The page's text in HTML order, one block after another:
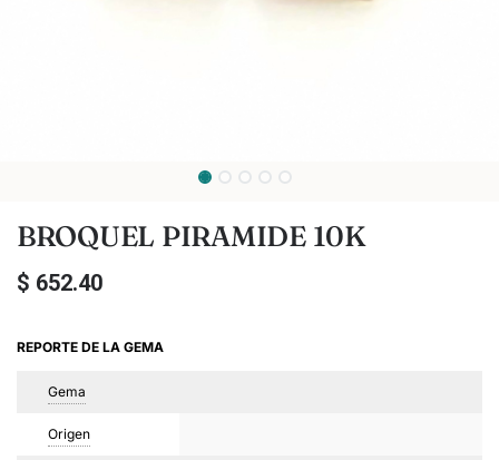
BROQUEL PIRAMIDE 10K
$ 652.40
REPORTE DE LA GEMA
Gema
Origen